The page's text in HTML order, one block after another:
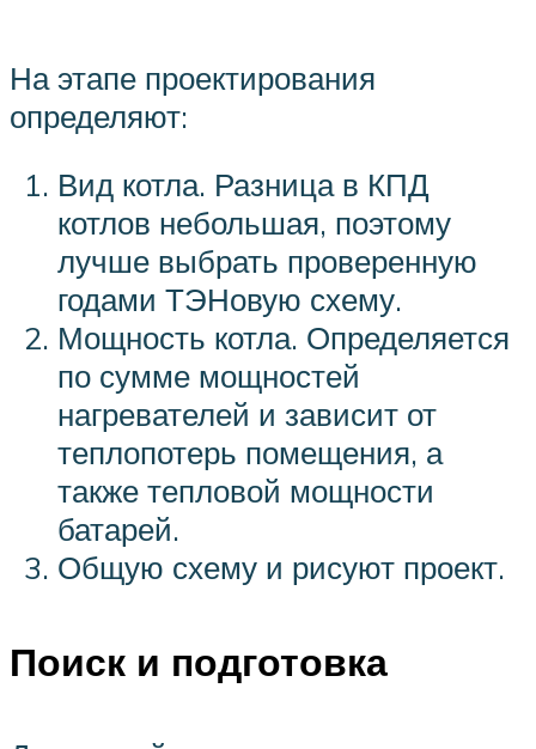
На этапе проектирования
определяют:
Вид котла. Разница в КПД
котлов небольшая, поэтому
лучше выбрать проверенную
годами ТЭНовую схему.
Мощность котла. Определяется
по сумме мощностей
нагревателей и зависит от
теплопотерь помещения, а
также тепловой мощности
батарей.
Общую схему и рисуют проект.
Поиск и подготовка